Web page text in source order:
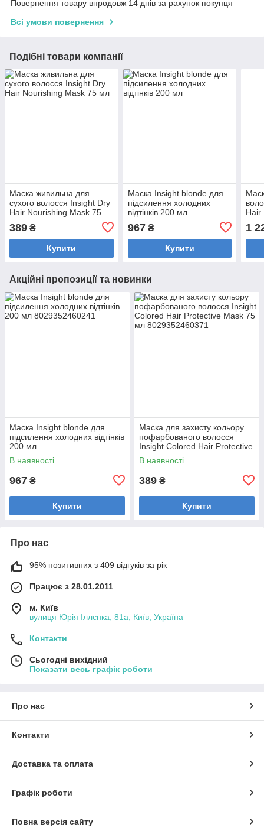
Повернення товару впродовж 14 днів за рахунок покупця
Всі умови повернення
Подібні товари компанії
Маска живильна для
сухого волосся Insight Dry
Hair Nourishing Mask 75
389 ₴
Купити
Маска Insight blonde для
підсилення холодних
відтінків 200 мл
967₴
Купити
Hair
1
Акційні пропозиції та новинки
Маска Insight blonde для
підсилення холодних відтінків
200 мл
В наявності
967 ₴
Купити
Маска для захисту кольору
пофарбованого волосся
Insight Colored Hair Protective
Mask 75 мл
В наявності
389 ₴
Купити
Про нас
95% позитивних з 409 відгуків за рік
Працює з 28.01.2011
м. Київ
вулиця Юрія Іллєнка, 81а, Київ, Україна
Контакти
Сьогодні вихідний
Показати весь графік роботи
Про нас
Контакти
Доставка та оплата
Графік роботи
Повна версія сайту